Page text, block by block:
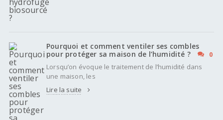
Pourquoi et comment ventiler ses combles
pour protéger sa maison de l’humidité ?
0
Lorsqu’on évoque le traitement de l’humidité dans
une maison, les
Lire la suite